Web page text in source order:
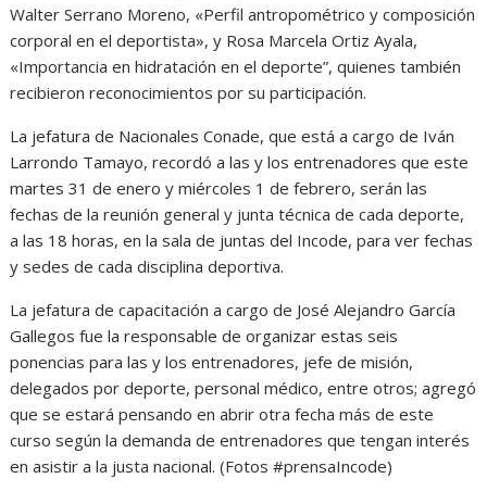
Walter Serrano Moreno, «Perfil antropométrico y composición
corporal en el deportista», y Rosa Marcela Ortiz Ayala,
«Importancia en hidratación en el deporte”, quienes también
recibieron reconocimientos por su participación.
La jefatura de Nacionales Conade, que está a cargo de Iván
Larrondo Tamayo, recordó a las y los entrenadores que este
martes 31 de enero y miércoles 1 de febrero, serán las
fechas de la reunión general y junta técnica de cada deporte,
a las 18 horas, en la sala de juntas del Incode, para ver fechas
y sedes de cada disciplina deportiva.
La jefatura de capacitación a cargo de José Alejandro García
Gallegos fue la responsable de organizar estas seis
ponencias para las y los entrenadores, jefe de misión,
delegados por deporte, personal médico, entre otros; agregó
que se estará pensando en abrir otra fecha más de este
curso según la demanda de entrenadores que tengan interés
en asistir a la justa nacional. (Fotos #prensaIncode)